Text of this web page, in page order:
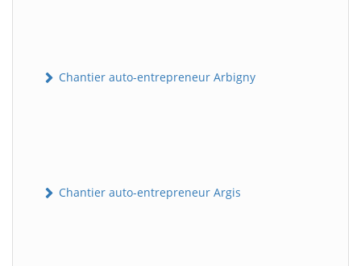
Chantier auto-entrepreneur Arbigny
Chantier auto-entrepreneur Argis